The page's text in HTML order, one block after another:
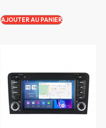
AJOUTER AU PANIER